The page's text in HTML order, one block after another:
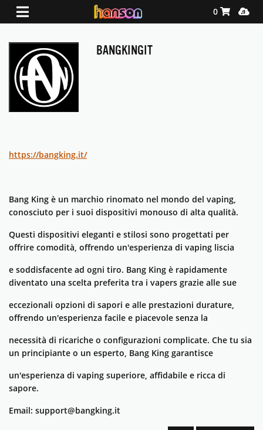
Shopping
0
BANGKINGIT
https://bangking.it/
Bang King è un marchio rinomato nel mondo del vaping,
conosciuto per i suoi dispositivi monouso di alta qualità.
Questi dispositivi eleganti e stilosi sono progettati per
offrire comodità, offrendo un'esperienza di vaping liscia
e soddisfacente ad ogni tiro. Bang King è rapidamente
diventato una scelta preferita tra i vapers grazie alle sue
eccezionali opzioni di sapori e alle prestazioni durature,
offrendo un'esperienza facile e piacevole senza la
necessità di ricariche o configurazioni complicate. Che tu sia
un principiante o un esperto, Bang King garantisce
un'esperienza di vaping superiore, affidabile e ricca di
sapore.
Email: support@bangking.it